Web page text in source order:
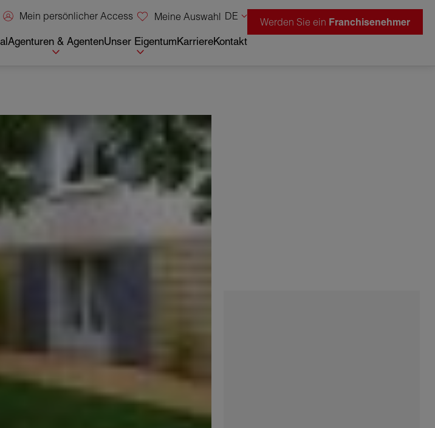
Mein persönlicher Access Meine Auswahl DE
Agenturen & AgentenUnser EigentumKarriereKontakt
Werden Sie ein Franchisenehmer